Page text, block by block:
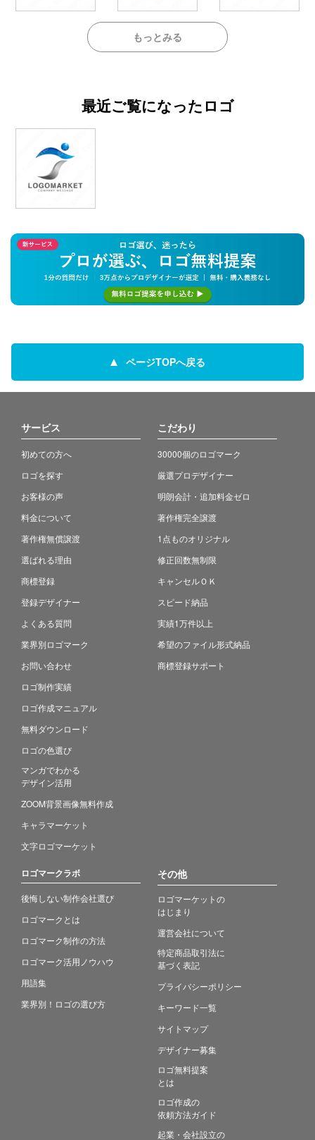
もっとみる
最近ご覧になったロゴ
ページTOPへ戻る
サービス
初めての方へ
ロゴを探す
お客様の声
料金について
著作権無償譲渡
選ばれる理由
商標登録
登録デザイナー
よくある質問
業界別ロゴマーク
お問い合わせ
ロゴ制作実績
ロゴ作成マニュアル
無料ダウンロード
ロゴの色選び
マンガでわかる
デザイン活用
ZOOM背景画像無料作成
キャラマーケット
文字ロゴマーケット
こだわり
30000個のロゴマーク
厳選プロデザイナー
明朗会計・追加料金ゼロ
著作権完全譲渡
1点ものオリジナル
修正回数無制限
キャンセルＯＫ
スピード納品
実績1万件以上
希望のファイル形式納品
商標登録サポート
ロゴマークラボ
後悔しない制作会社選び
ロゴマークとは
ロゴマーク制作の方法
ロゴマーク活用ノウハウ
用語集
業界別！ロゴの選び方
その他
ロゴマーケットの
はじまり
運営会社について
特定商品取引法に
基づく表記
プライバシーポリシー
キーワード一覧
サイトマップ
デザイナー募集
ロゴ無料提案
とは
ロゴ作成の
依頼方法ガイド
起業・会社設立の